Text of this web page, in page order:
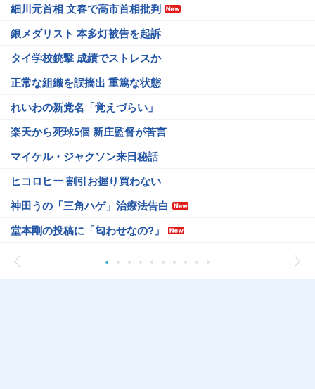
細川元首相 文春で高市首相批判
銀メダリスト 本多灯被告を起訴
タイ学校銃撃 成績でストレスか
正常な組織を誤摘出 重篤な状態
れいわの新党名「覚えづらい」
楽天から死球5個 新庄監督が苦言
マイケル・ジャクソン来日秘話
ヒコロヒー 割引お握り買わない
神田うの「三角ハゲ」治療法告白
堂本剛の投稿に「匂わせなの?」